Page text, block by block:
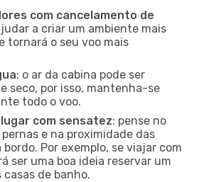
com cancelamento de
a criar um ambiente mais
tornará o seu voo mais
: o ar da cabina pode ser
seco, por isso, mantenha-se
todo o voo.
com sensatez: pense no
pernas e na proximidade das
Por exemplo, se viajar com
ser uma boa ideia reservar um
de banho.